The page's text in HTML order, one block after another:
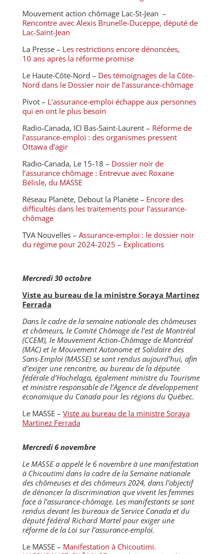
Mouvement action chômage Lac-St-Jean –
Rencontre avec Alexis Brunelle-Duceppe, député de
Lac-Saint-Jean
La Presse – Les restrictions encore dénoncées,
10 ans après la réforme promise
Le Haute-Côte-Nord – Des témoignages de la Côte-
Nord dans le Dossier noir de l’assurance-chômage
Pivot – L’assurance-emploi échappe aux personnes
qui en ont le plus besoin
Radio-Canada, ICI Bas-Saint-Laurent – Réforme de
l’assurance-emploi : des organismes pressent
Ottawa d’agir
Radio-Canada, Le 15-18 – Dossier noir de
l’assurance chômage : Entrevue avec Roxane
Bélisle, du MASSE
Réseau Planète, Debout la Planète – Encore des
difficultés dans les traitements pour l’assurance-
chômage
TVA Nouvelles – Assurance-emploi : le dossier noir
du régime pour 2024-2025 – Explications
Mercredi 30 octobre
Viste au bureau de la ministre Soraya Martinez
Ferrada
Dans le cadre de la semaine nationale des chômeuses
et chômeurs, le Comité Chômage de l’est de Montréal
(CCEM), le Mouvement Action-Chômage de Montréal
(MAC) et le Mouvement Autonome et Solidaire des
Sans-Emploi (MASSE) se sont rendus aujourd’hui, afin
d’exiger une rencontre, au bureau de la députée
fédérale d’Hochelaga, également ministre du Tourisme
et ministre responsable de l’Agence de développement
économique du Canada pour les régions du Québec.
Le MASSE – Viste au bureau de la ministre Soraya
Martinez Ferrada
Mercredi 6 novembre
Le MASSE a appelé le 6 novembre à une manifestation
à Chicoutimi dans la cadre de la Semaine nationale
des chômeuses et des chômeurs 2024, dans l’objectif
de dénoncer la discrimination que vivent les femmes
face à l’assurance-chômage. Les manifestants se sont
rendus devant les bureaux de Service Canada et du
député fédéral Richard Martel pour exiger une
réforme de la Loi sur l’assurance-emploi.
Le MASSE – Manifestation à Chicoutimi.